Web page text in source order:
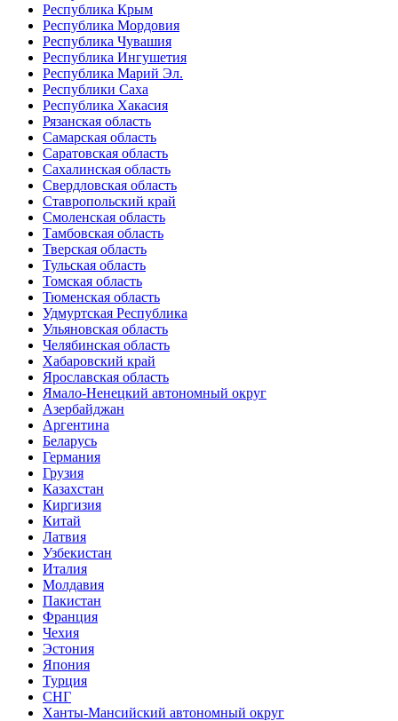
Республика Крым
Республика Мордовия
Республика Чувашия
Республика Ингушетия
Республика Марий Эл.
Республики Саха
Республика Хакасия
Рязанская область
Самарская область
Саратовская область
Сахалинская область
Свердловская область
Ставропольский край
Смоленская область
Тамбовская область
Тверская область
Тульская область
Томская область
Тюменская область
Удмуртская Республика
Ульяновская область
Челябинская область
Хабаровский край
Ярославская область
Ямало-Ненецкий автономный округ
Азербайджан
Аргентина
Беларусь
Германия
Грузия
Казахстан
Киргизия
Китай
Латвия
Узбекистан
Италия
Молдавия
Пакистан
Франция
Чехия
Эстония
Япония
Турция
СНГ
Ханты-Мансийский автономный округ